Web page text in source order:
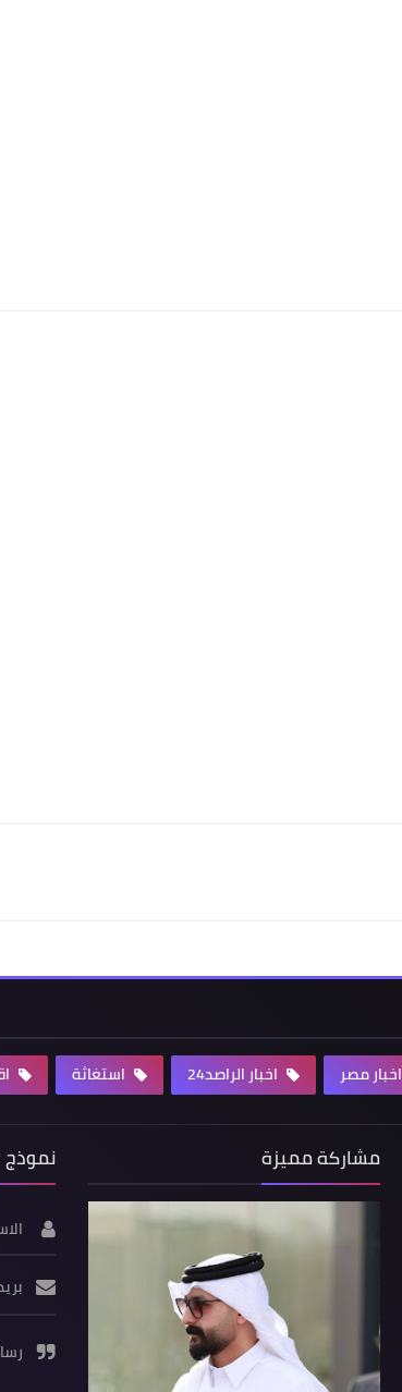
اخبار مصر اخبار الراصد24 استغاثة
مشاركة مميزة نموذج